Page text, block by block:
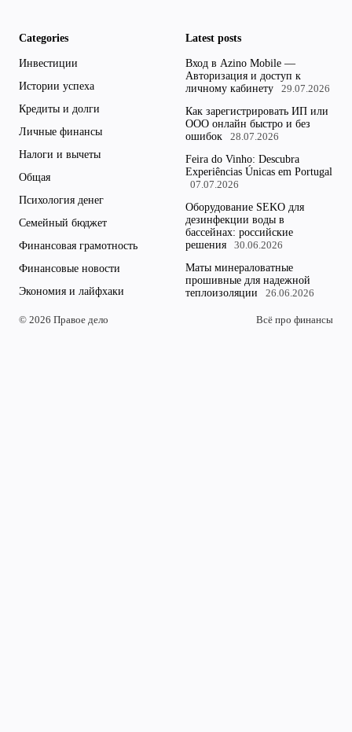
Categories
Инвестиции
Истории успеха
Кредиты и долги
Личные финансы
Налоги и вычеты
Общая
Психология денег
Семейный бюджет
Финансовая грамотность
Финансовые новости
Экономия и лайфхаки
Latest posts
Вход в Azino Mobile —
Авторизация и доступ к
личному кабинету
29.07.2026
Как зарегистрировать ИП или
ООО онлайн быстро и без
ошибок
28.07.2026
Feira do Vinho: Descubra
Experiências Únicas em Portugal
07.07.2026
Оборудование SEKO для
дезинфекции воды в
бассейнах: российские
решения
30.06.2026
Маты минераловатные
прошивные для надежной
теплоизоляции
26.06.2026
© 2026 Правое дело Всё про финансы